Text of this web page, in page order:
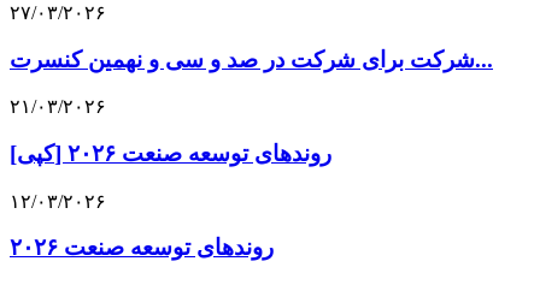
۲۷/۰۳/۲۰۲۶
شرکت برای شرکت در صد و سی و نهمین کنسرت...
۲۱/۰۳/۲۰۲۶
[کپی] روندهای توسعه صنعت ۲۰۲۶
۱۲/۰۳/۲۰۲۶
روندهای توسعه صنعت ۲۰۲۶